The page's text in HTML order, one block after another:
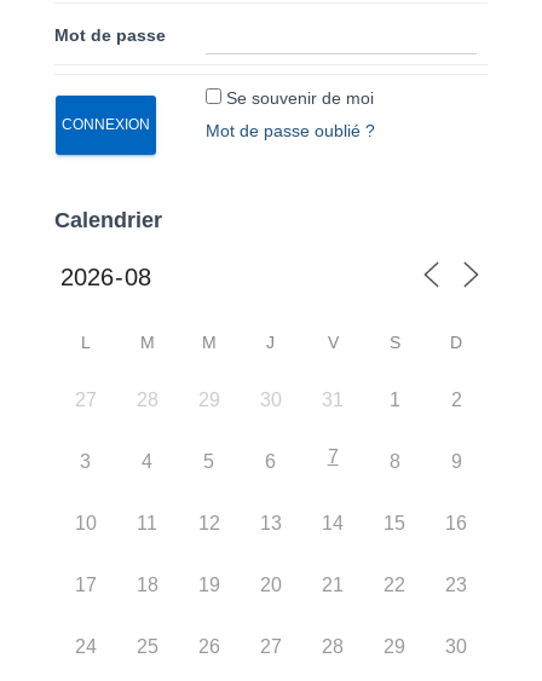
Mot de passe
Se souvenir de moi
Mot de passe oublié ?
Calendrier
L M M J V S D
27 28 29 30 31 1 2
3 4 5 6 7 8 9
10 11 12 13 14 15 16
17 18 19 20 21 22 23
24 25 26 27 28 29 30